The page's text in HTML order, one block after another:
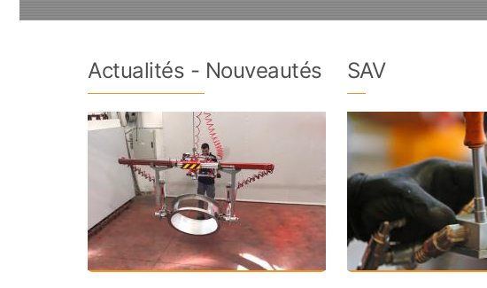
Actualités - Nouveautés SAV